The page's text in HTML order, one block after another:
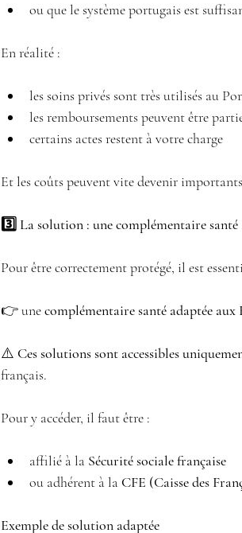
ou que le système portugais est
En réalité :
les soins privés sont très utilisés au
les remboursements peuvent être
certains actes restent à votre charge
Et les coûts peuvent vite devenir
3️⃣ La solution : une complémentaire
Pour être correctement protégé, il est
👉 une complémentaire santé adaptée
⚠️ Ces solutions sont accessibles
français.
Pour y accéder, il faut être :
affilié à la Sécurité sociale française
ou adhérent à la CFE (Caisse des
Exemple de solution adaptée